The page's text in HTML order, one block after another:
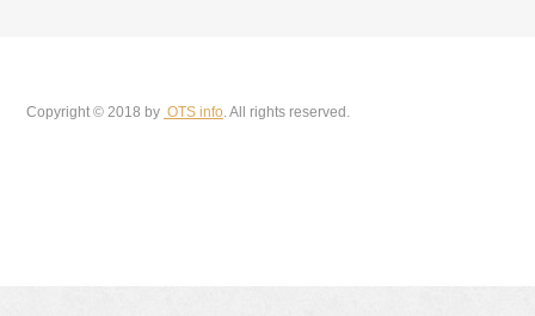
Copyright © 2018 by OTS info. All rights reserved.